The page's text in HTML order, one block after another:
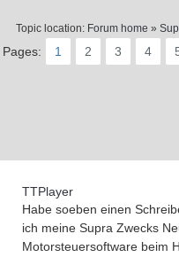
Supra
Topic location: Forum home »
Pages: 1 2 3 4
TTPlayer
Habe soeben einen
ich meine Supra Zwecks
Motorsteuersoftware beim